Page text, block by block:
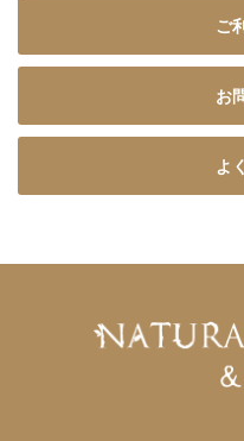
ご
お
よ